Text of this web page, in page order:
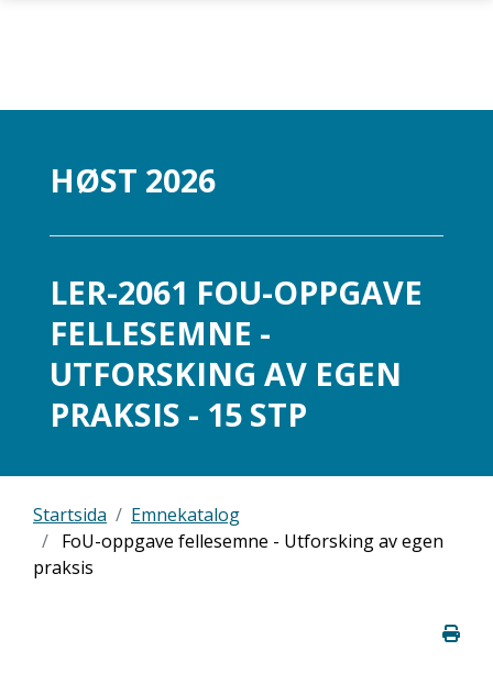
HØST 2026
LER-2061 FOU-OPPGAVE
FELLESEMNE -
UTFORSKING AV EGEN
PRAKSIS - 15 STP
Startsida
Emnekatalog
FoU-oppgave fellesemne - Utforsking av egen
praksis